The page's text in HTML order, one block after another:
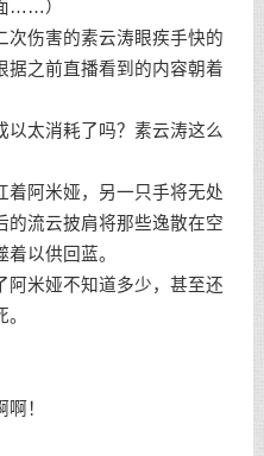
……）
次伤害的素云涛眼疾手快的
据之前直播看到的内容朝着
以太消耗了吗？素云涛这么
着阿米娅，另一只手将无处
的流云披肩将那些逸散在空
以供回蓝。
阿米娅不知道多少，甚至还
！